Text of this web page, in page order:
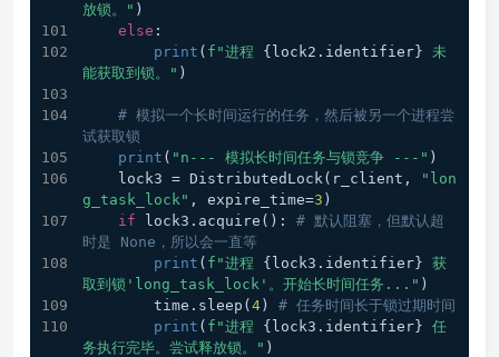
放锁。" )
else :
print ( f"进程 {lock2.identifier} 未
能获取到锁。" )
# 模拟一个长时间运行的任务，然后被另一个进程尝
试获取锁
print ( "n--- 模拟长时间任务与锁竞争 ---" )
    lock3 = DistributedLock(r_client,
"lon
g_task_lock" , expire_time=3 )
if lock3.acquire(): # 默认阻塞，但默认超
时是 None，所以会一直等
print ( f"进程 {lock3.identifier} 获
取到锁'long_task_lock'。开始长时间任务..." )
        time.sleep(
4 ) # 任务时间长于锁过期时间
print ( f"进程 {lock3.identifier} 任
务执行完毕。尝试释放锁。" )